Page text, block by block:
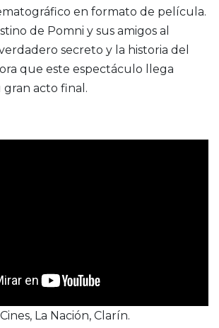
en formato de película.
de Pomni y sus amigos al
secreto y la historia del
que este espectáculo llega
acto final.
La Nación, Clarín.